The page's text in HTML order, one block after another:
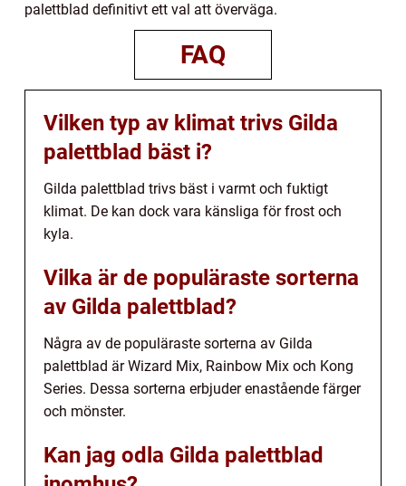
palettblad definitivt ett val att överväga.
FAQ
Vilken typ av klimat trivs Gilda
palettblad bäst i?
Gilda palettblad trivs bäst i varmt och fuktigt
klimat. De kan dock vara känsliga för frost och
kyla.
Vilka är de populäraste sorterna
av Gilda palettblad?
Några av de populäraste sorterna av Gilda
palettblad är Wizard Mix, Rainbow Mix och Kong
Series. Dessa sorterna erbjuder enastående färger
och mönster.
Kan jag odla Gilda palettblad